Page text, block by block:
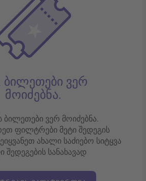
ბილეთები ვერ
მოიძებნა.
ბილეთები ვერ მოიძებნა.
ფილტრები მეტი შედეგის
ახალი საძიებო სიტყვა
შედეგების სანახავად